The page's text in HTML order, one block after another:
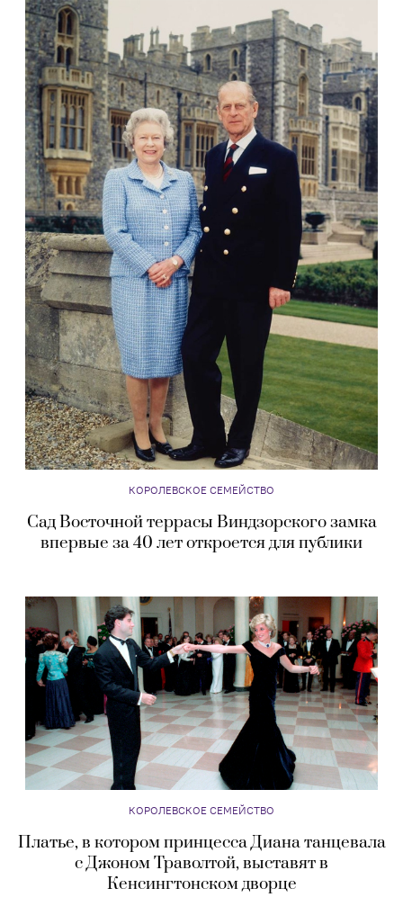
КОРОЛЕВСКОЕ СЕМЕЙСТВО
Сад Восточной террасы Виндзорского замка
впервые за 40 лет откроется для публики
КОРОЛЕВСКОЕ СЕМЕЙСТВО
Платье, в котором принцесса Диана танцевала
с Джоном Траволтой, выставят в
Кенсингтонском дворце